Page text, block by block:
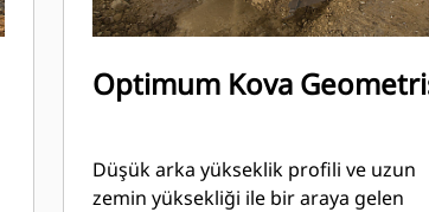
Optimum Kova
Düşük arka yükseklik profili ve uzun
zemin yüksekliği ile bir araya gelen